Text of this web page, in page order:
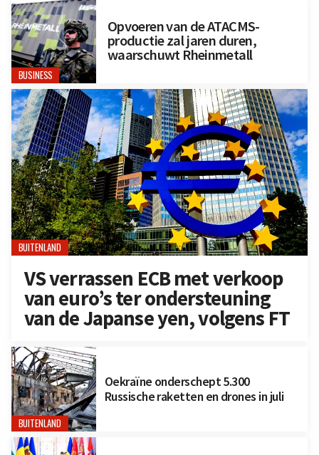
BUSINESS
Opvoeren van de ATACMS-
productie zal jaren duren,
waarschuwt Rheinmetall
BUITENLAND
VS verrassen ECB met verkoop
van euro’s ter ondersteuning
van de Japanse yen, volgens FT
BUITENLAND
Oekraïne onderschept 5.300
Russische raketten en drones in juli